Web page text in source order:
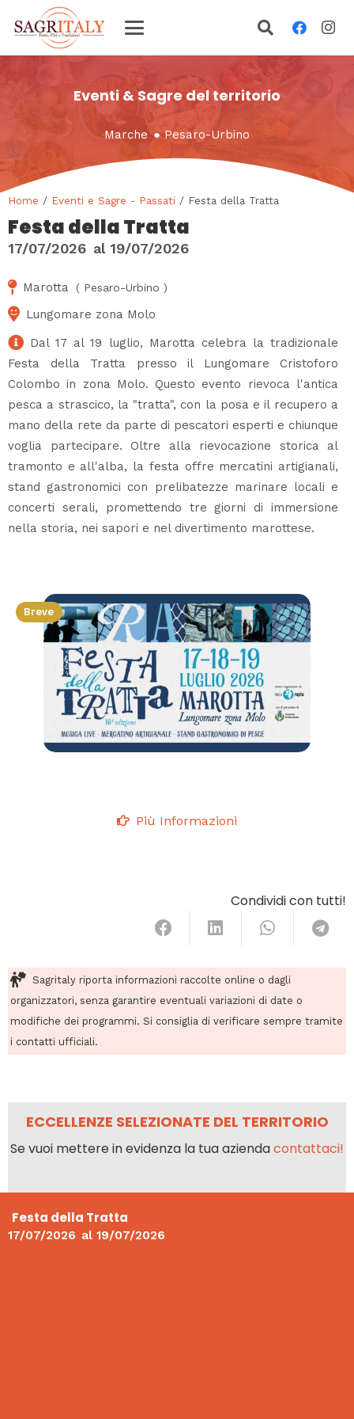
Eventi & Sagre del territorio
Marche ●Pesaro-Urbino
Home / Eventi e Sagre - Passati / Festa della Tratta
Festa della Tratta
17/07/2026 al 19/07/2026
Marotta ( Pesaro-Urbino )
Lungomare zona Molo
Dal 17 al 19 luglio, Marotta celebra la tradizionale
Festa della Tratta presso il Lungomare Cristoforo
Colombo in zona Molo. Questo evento rievoca l'antica
pesca a strascico, la "tratta", con la posa e il recupero a
mano della rete da parte di pescatori esperti e chiunque
voglia partecipare. Oltre alla rievocazione storica al
tramonto e all'alba, la festa offre mercatini artigianali,
stand gastronomici con prelibatezze marinare locali e
concerti serali, promettendo tre giorni di immersione
nella storia, nei sapori e nel divertimento marottese.
Breve
Più Informazioni
Condividi con tutti!
Sagritaly riporta informazioni raccolte online o dagli
organizzatori, senza garantire eventuali variazioni di date o
modifiche dei programmi. Si consiglia di verificare sempre tramite
i contatti ufficiali.
ECCELLENZE SELEZIONATE DEL TERRITORIO
Se vuoi mettere in evidenza la tua aziendacontattaci!
Festa della Tratta
17/07/2026 al 19/07/2026